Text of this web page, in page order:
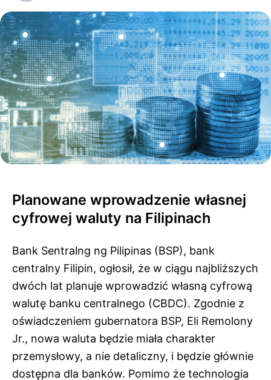
Planowane wprowadzenie własnej
cyfrowej waluty na Filipinach
Bank Sentralng ng Pilipinas (BSP), bank
centralny Filipin, ogłosił, że w ciągu najbliższych
dwóch lat planuje wprowadzić własną cyfrową
walutę banku centralnego (CBDC). Zgodnie z
oświadczeniem gubernatora BSP, Eli Remolony
Jr., nowa waluta będzie miała charakter
przemysłowy, a nie detaliczny, i będzie głównie
dostępna dla banków. Pomimo że technologia